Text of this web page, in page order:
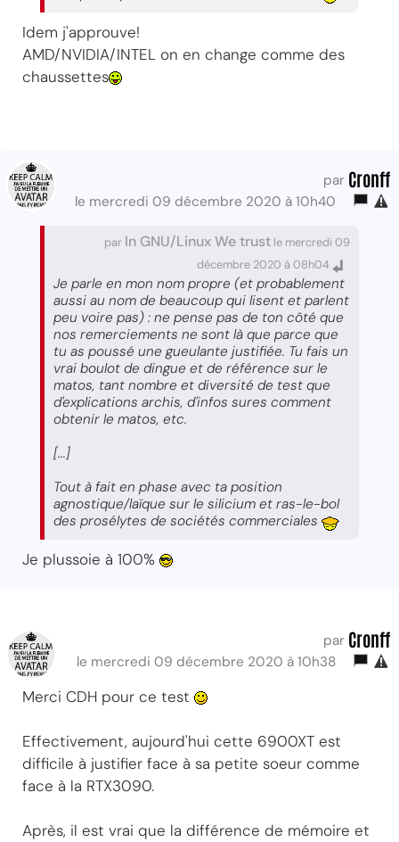
Idem j'approuve!
AMD/NVIDIA/INTEL on en change comme des
chaussettes
par Cronff
le mercredi 09 décembre 2020 à 10h40
par In GNU/Linux We trust le mercredi 09
décembre 2020 à 08h04
Je parle en mon nom propre (et probablement
aussi au nom de beaucoup qui lisent et parlent
peu voire pas) : ne pense pas de ton côté que
nos remerciements ne sont là que parce que
tu as poussé une gueulante justifiée. Tu fais un
vrai boulot de dingue et de référence sur le
matos, tant nombre et diversité de test que
d'explications archis, d'infos sures comment
obtenir le matos, etc.
[...]
Tout à fait en phase avec ta position
agnostique/laïque sur le silicium et ras-le-bol
des prosélytes de sociétés commerciales
Je plussoie à 100%
par Cronff
le mercredi 09 décembre 2020 à 10h38
Merci CDH pour ce test
Effectivement, aujourd'hui cette 6900XT est
difficile à justifier face à sa petite soeur comme
face à la RTX3090.
Après, il est vrai que la différence de mémoire et